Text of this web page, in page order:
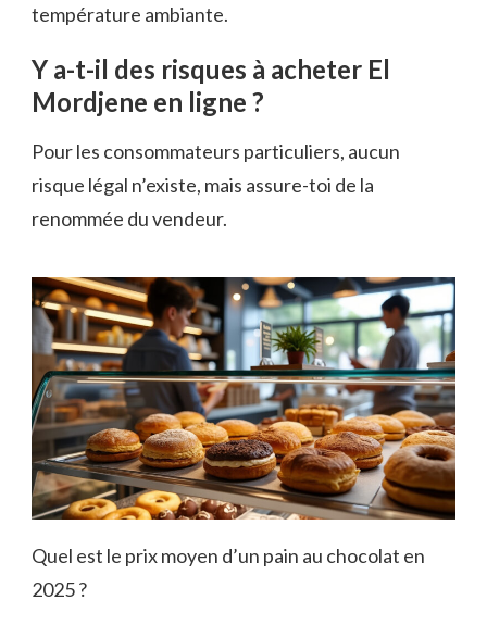
température ambiante.
Y a-t-il des risques à acheter El
Mordjene en ligne ?
Pour les consommateurs particuliers, aucun
risque légal n’existe, mais assure-toi de la
renommée du vendeur.
Quel est le prix moyen d’un pain au chocolat en
2025 ?